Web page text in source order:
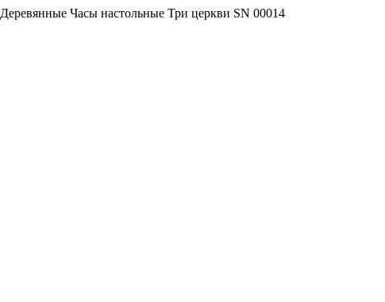
Деревянные Часы настольные Три церкви SN 00014